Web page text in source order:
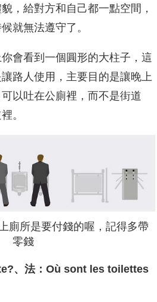
，給對方和自己都一點空間，
就無法遵守了。
會看到一個圓形的大柱子，這
路人使用，主要目的是讓晚上
以吐在公廁裡，而不是街道
。
廁所是要付錢的喔，記得多帶
零錢
、法：Où sont les toilettes